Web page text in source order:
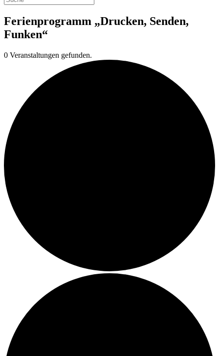
Ferienprogramm „Drucken, Senden,
Funken“
0 Veranstaltungen gefunden.